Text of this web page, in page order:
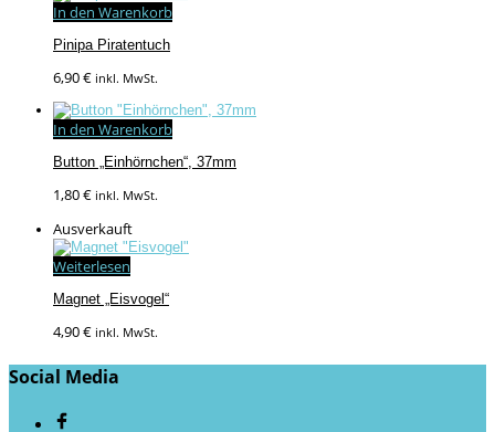
In den Warenkorb
Pinipa Piratentuch
6,90€ inkl. MwSt.
In den Warenkorb
Button „Einhörnchen“, 37mm
1,80€ inkl. MwSt.
Ausverkauft
Weiterlesen
Magnet „Eisvogel“
4,90€ inkl. MwSt.
Social Media